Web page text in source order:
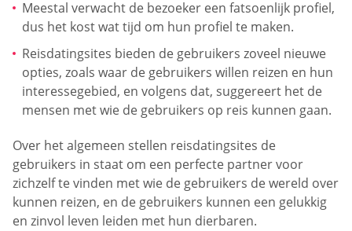
Meestal verwacht de bezoeker een fatsoenlijk profiel,
dus het kost wat tijd om hun profiel te maken.
Reisdatingsites bieden de gebruikers zoveel nieuwe
opties, zoals waar de gebruikers willen reizen en hun
interessegebied, en volgens dat, suggereert het de
mensen met wie de gebruikers op reis kunnen gaan.
Over het algemeen stellen reisdatingsites de
gebruikers in staat om een perfecte partner voor
zichzelf te vinden met wie de gebruikers de wereld over
kunnen reizen, en de gebruikers kunnen een gelukkig
en zinvol leven leiden met hun dierbaren.